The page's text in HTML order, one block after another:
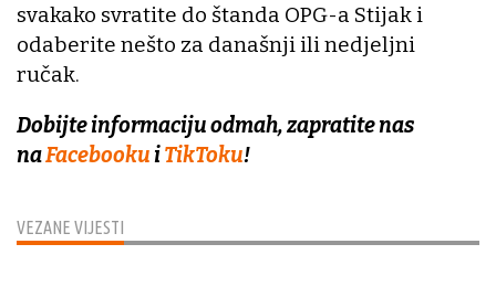
VEZANE VIJESTI
svakako svratite do štanda OPG-a Stijak i
odaberite nešto za današnji ili nedjeljni
ručak.
Dobijte informaciju odmah, zapratite nas
naFacebookuiTikToku!